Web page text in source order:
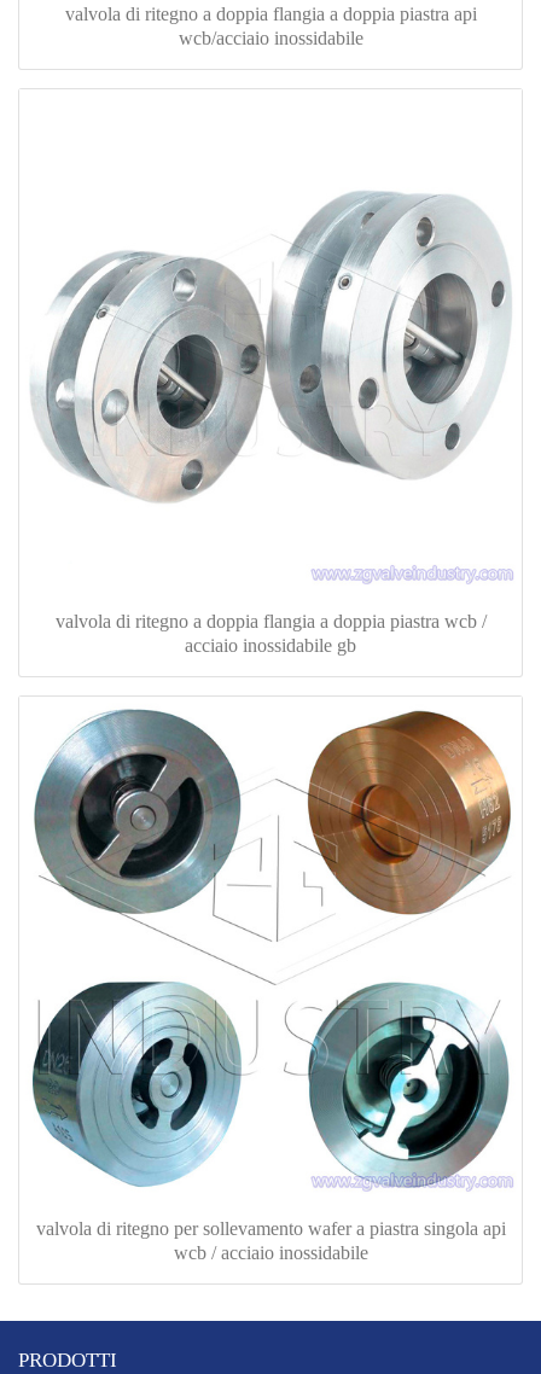
valvola di ritegno a doppia flangia a doppia piastra api
wcb/acciaio inossidabile
valvola di ritegno a doppia flangia a doppia piastra wcb /
acciaio inossidabile gb
valvola di ritegno per sollevamento wafer a piastra singola api
wcb / acciaio inossidabile
PRODOTTI